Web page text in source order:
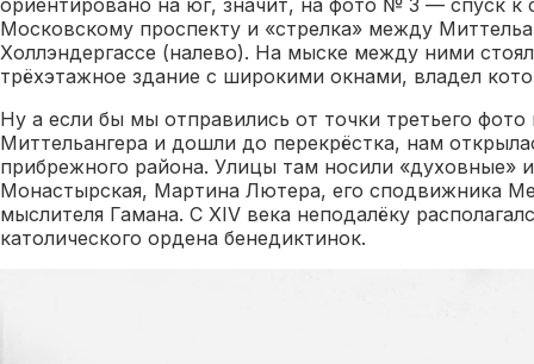
ориентировано на юг, значит, на фото № 3 — спуск к
Московскому проспекту и «стрелка» между
Холлэндергассе (налево). На мыске между ними
трёхэтажное здание с широкими окнами, владел
Ну а если бы мы отправились от точки третьего
Миттельангера и дошли до перекрёстка, нам
прибрежного района. Улицы там носили «духовные»
Монастырская, Мартина Лютера, его сподвижника
мыслителя Гамана. С XIV века неподалёку
католического ордена бенедиктинок.